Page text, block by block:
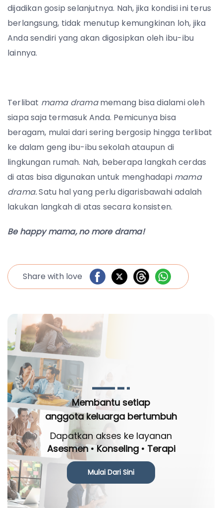
dijadikan gosip selanjutnya. Nah, jika kondisi ini terus
berlangsung, tidak menutup kemungkinan loh, jika
Anda sendiri yang akan digosipkan oleh ibu-ibu
lainnya.
Terlibat mama dramamemang bisa dialami oleh
siapa saja termasuk Anda. Pemicunya bisa
beragam, mulai dari sering bergosip hingga terlibat
ke dalam geng ibu-ibu sekolah ataupun di
lingkungan rumah. Nah, beberapa langkah cerdas
di atas bisa digunakan untuk menghadapi mama
drama.Satu hal yang perlu digarisbawahi adalah
lakukan langkah di atas secara konsisten.
Be happy mama, no more drama!
Share with love
Membantu setiap
anggota keluarga bertumbuh
Dapatkan akses ke layanan
Asesmen • Konseling • Terapi
Mulai Dari Sini